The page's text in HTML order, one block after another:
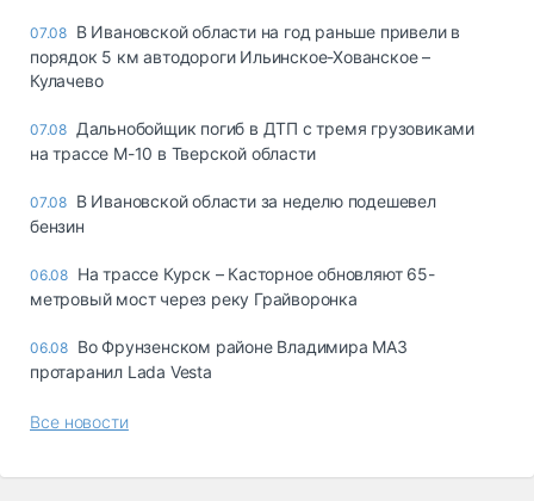
07.08 В Ивановской области на год раньше привели в
порядок 5 км автодороги Ильинское-Хованское –
Кулачево
07.08 Дальнобойщик погиб в ДТП с тремя грузовиками
на трассе М-10 в Тверской области
07.08 В Ивановской области за неделю подешевел
бензин
06.08 На трассе Курск – Касторное обновляют 65-
метровый мост через реку Грайворонка
06.08 Во Фрунзенском районе Владимира МАЗ
протаранил Lada Vesta
Все новости